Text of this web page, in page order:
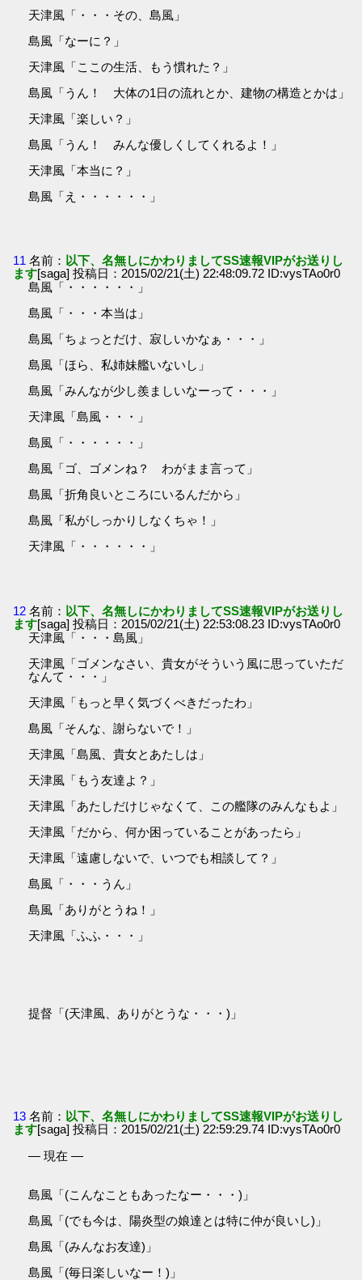
天津風「・・・その、島風」
島風「なーに？」
天津風「ここの生活、もう慣れた？」
島風「うん！ 大体の1日の流れとか、建物の構造とかは」
天津風「楽しい？」
島風「うん！ みんな優しくしてくれるよ！」
天津風「本当に？」
島風「え・・・・・・」
11 名前： 以下、名無しにかわりましてSS速報VIPがお送りし
ます[saga] 投稿日：2015/02/21(土) 22:48:09.72 ID:vysTAo0r0
島風「・・・・・・」
島風「・・・本当は」
島風「ちょっとだけ、寂しいかなぁ・・・」
島風「ほら、私姉妹艦いないし」
島風「みんなが少し羨ましいなーって・・・」
天津風「島風・・・」
島風「・・・・・・」
島風「ゴ、ゴメンね？ わがまま言って」
島風「折角良いところにいるんだから」
島風「私がしっかりしなくちゃ！」
天津風「・・・・・・」
12 名前： 以下、名無しにかわりましてSS速報VIPがお送りし
ます[saga] 投稿日：2015/02/21(土) 22:53:08.23 ID:vysTAo0r0
天津風「・・・島風」
天津風「ゴメンなさい、貴女がそういう風に思っていただ
なんて・・・」
天津風「もっと早く気づくべきだったわ」
島風「そんな、謝らないで！」
天津風「島風、貴女とあたしは」
天津風「もう友達よ？」
天津風「あたしだけじゃなくて、この艦隊のみんなもよ」
天津風「だから、何か困っていることがあったら」
天津風「遠慮しないで、いつでも相談して？」
島風「・・・うん」
島風「ありがとうね！」
天津風「ふふ・・・」
提督「(天津風、ありがとうな・・・)」
13 名前： 以下、名無しにかわりましてSS速報VIPがお送りし
ます[saga] 投稿日：2015/02/21(土) 22:59:29.74 ID:vysTAo0r0
― 現在 ―
島風「(こんなこともあったなー・・・)」
島風「(でも今は、陽炎型の娘達とは特に仲が良いし)」
島風「(みんなお友達)」
島風「(毎日楽しいなー！)」